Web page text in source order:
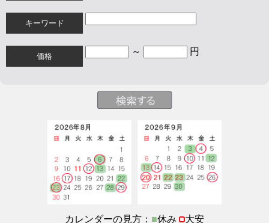
キーワード
価格 ～ 円
カレンダーの見方： ■休み 大安